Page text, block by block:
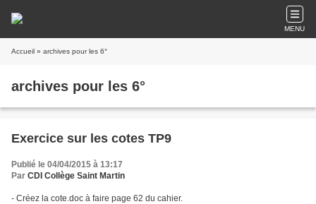
MENU
Accueil » archives pour les 6°
archives pour les 6°
Exercice sur les cotes TP9
Publié le 04/04/2015 à 13:17
Par CDI Collège Saint Martin
- Créez la cote.doc à faire page 62 du cahier.